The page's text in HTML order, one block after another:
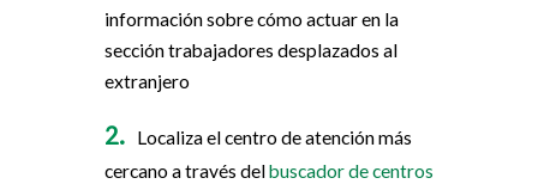
información sobre cómo actuar en la
sección trabajadores desplazados al
extranjero
Localiza el centro de atención más
cercano a través delbuscador de centros